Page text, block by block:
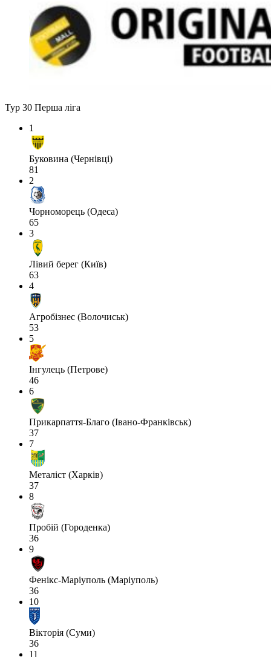
Тур 30 Перша ліга
1
Буковина (Чернівці)
81
2
Чорноморець (Одеса)
65
3
Лівий берег (Київ)
63
4
Агробізнес (Волочиськ)
53
5
Інгулець (Петрове)
46
6
Прикарпаття-Благо (Івано-Франківськ)
37
7
Металіст (Харків)
37
8
Пробій (Городенка)
36
9
Фенікс-Маріуполь (Маріуполь)
36
10
Вікторія (Суми)
36
11